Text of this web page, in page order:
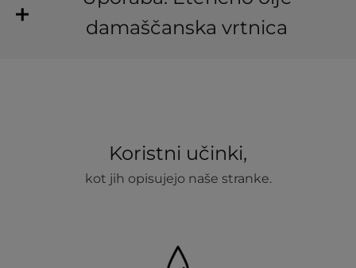
damaščanska vrtnica
Koristni učinki,
kot jih opisujejo naše stranke.